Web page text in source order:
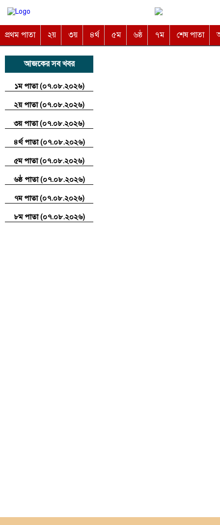
প্রথম পাতা ২য় ৩য় ৪র্থ ৫ম ৬ষ্ঠ ৭ম শেষ পাতা
আজকের সব খবর
১ম পাতা (০৭.০৮.২০২৬)
২য় পাতা (০৭.০৮.২০২৬)
৩য় পাতা (০৭.০৮.২০২৬)
৪র্থ পাতা (০৭.০৮.২০২৬)
৫ম পাতা (০৭.০৮.২০২৬)
৬ষ্ঠ পাতা (০৭.০৮.২০২৬)
৭ম পাতা (০৭.০৮.২০২৬)
৮ম পাতা (০৭.০৮.২০২৬)